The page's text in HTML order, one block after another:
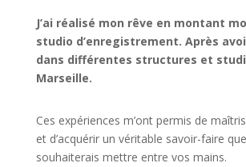
J’ai réalisé mon rêve en montant
studio d’enregistrement. Après
dans différentes structures et
Marseille.
Ces expériences m’ont permis de
et d’acquérir un véritable savoir-faire
souhaiterais mettre entre vos mains.